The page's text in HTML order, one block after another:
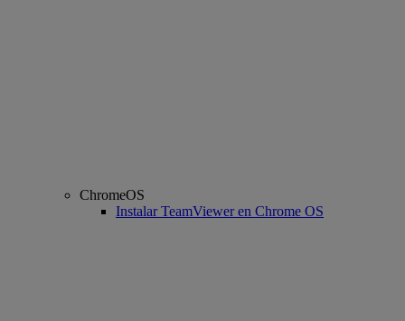
ChromeOS
Instalar TeamViewer en Chrome OS